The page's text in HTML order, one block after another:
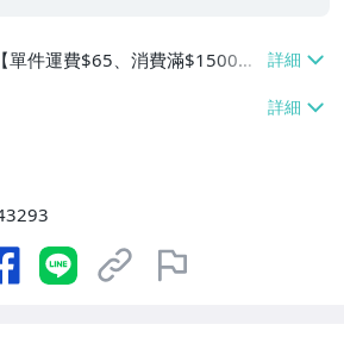
單件運費$65、消費滿$1500免